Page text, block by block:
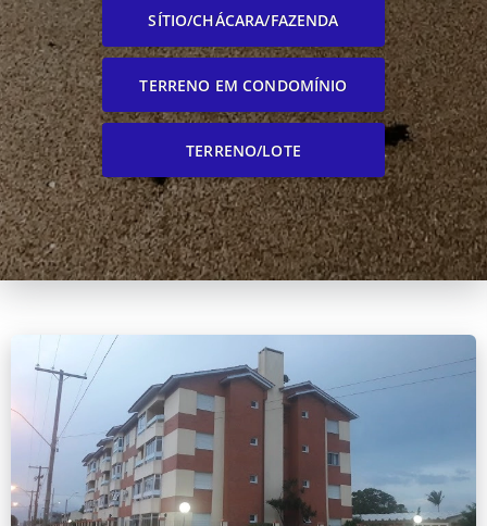
SÍTIO/CHÁCARA/FAZENDA
TERRENO EM CONDOMÍNIO
TERRENO/LOTE